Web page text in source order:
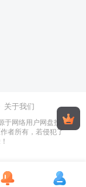
关于我们
于网络用户网盘投
者所有，若侵犯了